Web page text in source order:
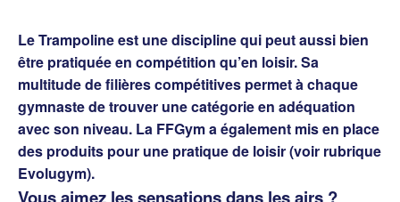
Le Trampoline est une discipline qui peut aussi bien
être pratiquée en compétition qu’en loisir. Sa
multitude de filières compétitives permet à chaque
gymnaste de trouver une catégorie en adéquation
avec son niveau. La FFGym a également mis en place
des produits pour une pratique de loisir (voir rubrique
Evolugym).
Vous aimez les sensations dans les airs ?